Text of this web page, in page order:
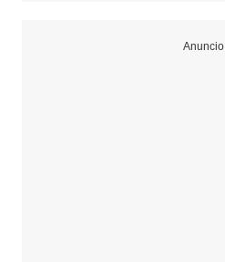
Anuncio